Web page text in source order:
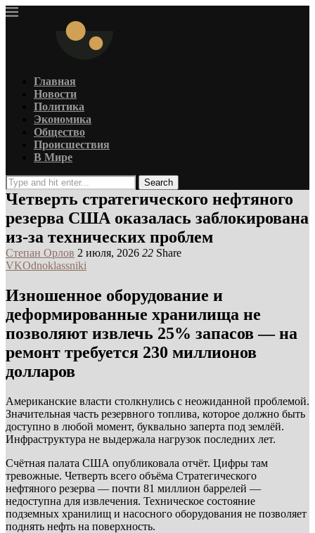
Главная
Новости
Политика
Экономика
Общество
Происшествия
В Мире
Search
Четверть стратегического нефтяного
резерва США оказалась заблокирована
из-за технических проблем
Степан Орлов 2 июля, 2026 22 Share
VKOdnoklassniki
Изношенное оборудование и
деформированные хранилища не
позволяют извлечь 25% запасов — на
ремонт требуется 230 миллионов
долларов
Американские власти столкнулись с неожиданной проблемой.
Значительная часть резервного топлива, которое должно быть
доступно в любой момент, буквально заперта под землёй.
Инфраструктура не выдержала нагрузок последних лет.
Счётная палата США опубликовала отчёт. Цифры там
тревожные. Четверть всего объёма Стратегического
нефтяного резерва — почти 81 миллион баррелей —
недоступна для извлечения. Техническое состояние
подземных хранилищ и насосного оборудования не позволяет
поднять нефть на поверхность.